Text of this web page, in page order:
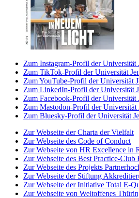
Zum Instagram-Profil der Universität
Zum TikTok-Profil der Universität
Zum YouTube-Profil der Universität
Zum LinkedIn-Profil der Universität
Zum Facebook-Profil der Universität
Zum Mastodon-Profil der Universität
Zum Bluesky-Profil der Universität
Zur Webseite der Charta der Vielfalt
Zur Webseite des Code of Conduct
Zur Webseite von HR Excellence in
Zur Webseite des Best Practice-
Zur Webseite des Projekts
Zur Webseite der Stiftung
Zur Webseite der Initiative Total E-
Zur Webseite von Weltoffenes